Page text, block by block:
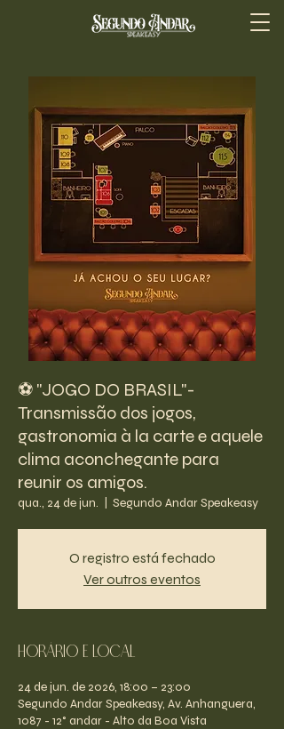
⚽ "JOGO DO BRASIL"-
Transmissão dos jogos,
gastronomia à la carte e aquele
clima aconchegante para
reunir os amigos.
qua., 24 de jun. Segundo Andar Speakeasy
O registro está fechado
Ver outros eventos
Horário e Local
24 de jun. de 2026, 18:00 – 23:00
Segundo Andar Speakeasy, Av. Anhanguera,
1087 - 12° andar - Alto da Boa Vista